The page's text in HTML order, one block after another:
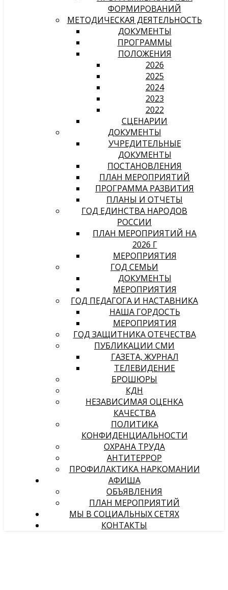
ФОРМИРОВАНИЙ
МЕТОДИЧЕСКАЯ ДЕЯТЕЛЬНОСТЬ
ДОКУМЕНТЫ
ПРОГРАММЫ
ПОЛОЖЕНИЯ
2026
2025
2024
2023
2022
СЦЕНАРИИ
ДОКУМЕНТЫ
УЧРЕДИТЕЛЬНЫЕ
ДОКУМЕНТЫ
ПОСТАНОВЛЕНИЯ
ПЛАН МЕРОПРИЯТИЙ
ПРОГРАММА РАЗВИТИЯ
ПЛАНЫ И ОТЧЕТЫ
ГОД ЕДИНСТВА НАРОДОВ
РОССИИ
ПЛАН МЕРОПРИЯТИЙ НА
2026 Г
МЕРОПРИЯТИЯ
ГОД СЕМЬИ
ДОКУМЕНТЫ
МЕРОПРИЯТИЯ
ГОД ПЕДАГОГА И НАСТАВНИКА
НАША ГОРДОСТЬ
МЕРОПРИЯТИЯ
ГОД ЗАЩИТНИКА ОТЕЧЕСТВА
ПУБЛИКАЦИИ СМИ
ГАЗЕТА, ЖУРНАЛ
ТЕЛЕВИДЕНИЕ
БРОШЮРЫ
КДН
НЕЗАВИСИМАЯ ОЦЕНКА
КАЧЕСТВА
ПОЛИТИКА
КОНФИДЕНЦИАЛЬНОСТИ
ОХРАНА ТРУДА
АНТИТЕРРОР
ПРОФИЛАКТИКА НАРКОМАНИИ
АФИША
ОБЪЯВЛЕНИЯ
ПЛАН МЕРОПРИЯТИЙ
МЫ В СОЦИАЛЬНЫХ СЕТЯХ
КОНТАКТЫ